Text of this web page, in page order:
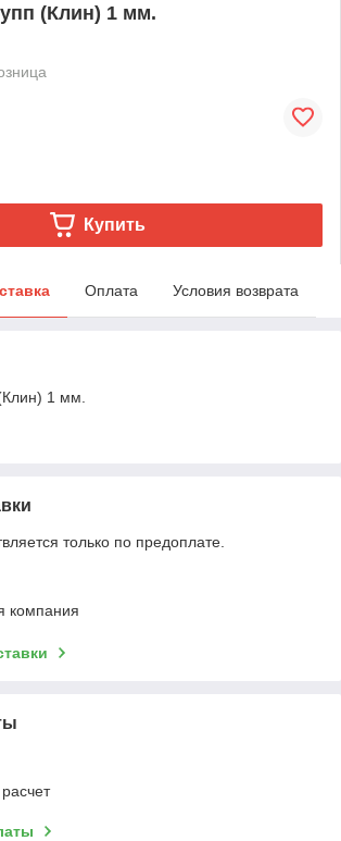
(Клин) 1 мм.
Купить
Оплата Условия возврата
1 мм.
только по предоплате.
компания